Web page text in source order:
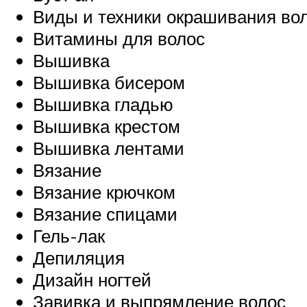
Виды и техники окрашивания
Витамины для волос
Вышивка
Вышивка бисером
Вышивка гладью
Вышивка крестом
Вышивка лентами
Вязание
Вязание крючком
Вязание спицами
Гель-лак
Депиляция
Дизайн ногтей
Завивка и выпрямление волос